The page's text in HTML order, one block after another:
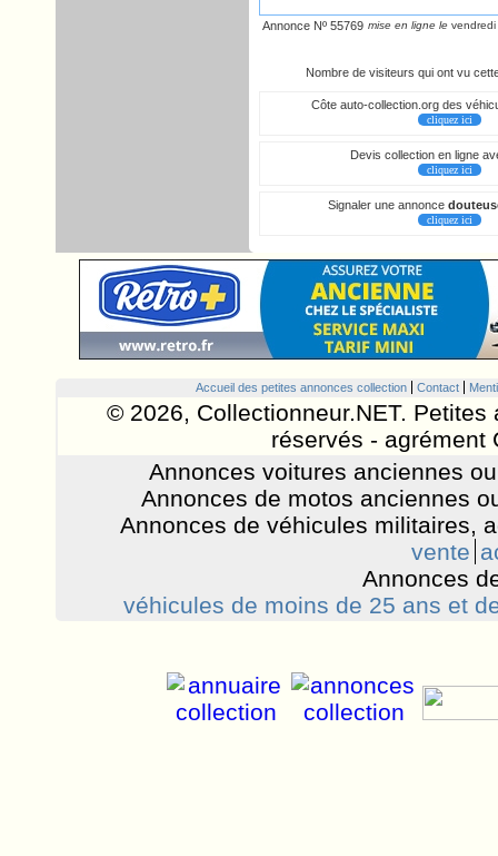
Annonce Nº 55769 mise en ligne le
Nombre de visiteurs qui ont vu
Côte auto-collection.org des
cliquez ici
Devis collection en ligne
cliquez ici
Signaler une annonce
cliquez ici
Accueil des petites annonces collection Contact
© 2026, Collectionneur.NET.
réservés - agrément
Annonces voitures anciennes
Annonces de motos anciennes
Annonces de véhicules militaires,
vente
Annonces
véhicules de moins de 25 ans et